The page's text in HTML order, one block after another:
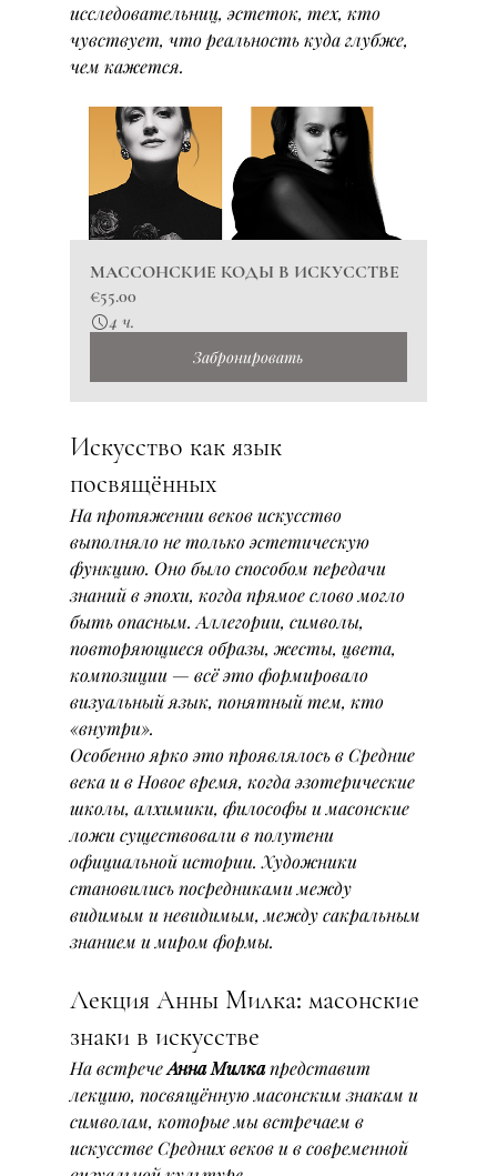
исследовательниц, эстеток, тех, кто
чувствует, что реальность куда глубже,
чем кажется.
МАССОНСКИЕ КОДЫ В ИСКУССТВЕ
€55.00
4 ч.
Забронировать
Искусство как язык
посвящённых
На протяжении веков искусство
выполняло не только эстетическую
функцию. Оно было способом передачи
знаний в эпохи, когда прямое слово могло
быть опасным. Аллегории, символы,
повторяющиеся образы, жесты, цвета,
композиции — всё это формировало
визуальный язык, понятный тем, кто
«внутри».
Особенно ярко это проявлялось в Средние
века и в Новое время, когда эзотерические
школы, алхимики, философы и масонские
ложи существовали в полутени
официальной истории. Художники
становились посредниками между
видимым и невидимым, между сакральным
знанием и миром формы.
Лекция Анны Милка: масонские
знаки в искусстве
На встрече Анна Милка представит
лекцию, посвящённую масонским знакам и
символам, которые мы встречаем в
искусстве Средних веков и в современной